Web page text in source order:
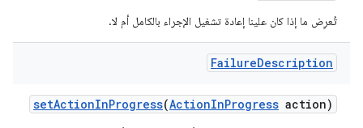
تُعرِض ما إذا كان علينا إعادة تشغيل الإجراء بالكامل أم لا.
FailureDescription
setActionInProgress(ActionInProgress action)